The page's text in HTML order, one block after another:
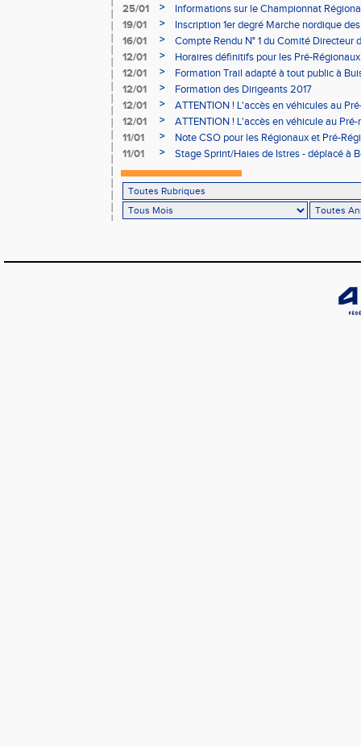
25/01
>
Informations sur le Championnat
05/02
19/01 >
Inscription 1er degré Marche nordique
03/02 (sous condition)
16/01 >
Compte Rendu N° 1 du Comité Directeur
12/01
>
Horaires définitifs pour les Pré-
Aubière
12/01 >
Formation Trail adapté à tout public à
12/01
>
Formation des Dirigeants 2017
12/01
>
ATTENTION ! L'accès en véhicules au
Bains sera réglementé
12/01 >
ATTENTION ! L'accès en véhicule au
Bains sera réglementé
11/01 >
Note CSO pour les Régionaux et Pré-
11/01
> Stage Sprint/Haies de Istres - déplacé à